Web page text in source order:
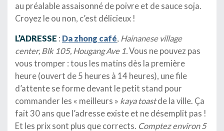
au préalable assaisonné de poivre et de sauce soja.
Croyez le ou non, c’est délicieux !
L’ADRESSE : Da zhong café, Hainanese village
center, Blk 105, Hougang Ave 1.Vous ne pouvez pas
vous tromper : tous les matins dès la première
heure (ouvert de 5 heures à 14 heures), une file
d’attente se forme devant le petit stand pour
commander les « meilleurs » kaya toastde la ville. Ça
fait 30 ans que l’adresse existe et ne désemplit pas !
Et les prix sont plus que corrects. Comptez environ 5